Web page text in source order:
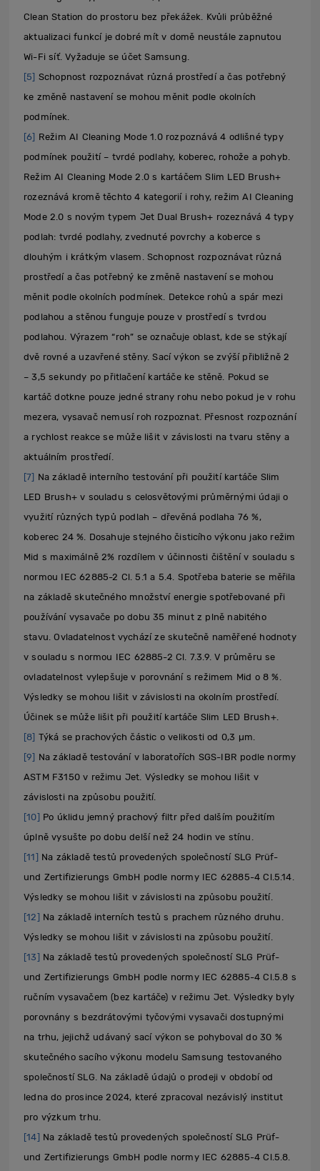
Clean Station do prostoru bez překážek. Kvůli průběžné
aktualizaci funkcí je dobré mít v domě neustále zapnutou
Wi-Fi síť. Vyžaduje se účet Samsung.
[5] Schopnost rozpoznávat různá prostředí a čas potřebný
ke změně nastavení se mohou měnit podle okolních
podmínek.
[6] Režim AI Cleaning Mode 1.0 rozpoznává 4 odlišné typy
podmínek použití – tvrdé podlahy, koberec, rohože a pohyb.
Režim AI Cleaning Mode 2.0 s kartáčem Slim LED Brush+
rozeznává kromě těchto 4 kategorií i rohy, režim AI Cleaning
Mode 2.0 s novým typem Jet Dual Brush+ rozeznává 4 typy
podlah: tvrdé podlahy, zvednuté povrchy a koberce s
dlouhým i krátkým vlasem. Schopnost rozpoznávat různá
prostředí a čas potřebný ke změně nastavení se mohou
měnit podle okolních podmínek. Detekce rohů a spár mezi
podlahou a stěnou funguje pouze v prostředí s tvrdou
podlahou. Výrazem “roh” se označuje oblast, kde se stýkají
dvě rovné a uzavřené stěny. Sací výkon se zvýší přibližně 2
– 3,5 sekundy po přitlačení kartáče ke stěně. Pokud se
kartáč dotkne pouze jedné strany rohu nebo pokud je v rohu
mezera, vysavač nemusí roh rozpoznat. Přesnost rozpoznání
a rychlost reakce se může lišit v závislosti na tvaru stěny a
aktuálním prostředí.
[7] Na základě interního testování při použití kartáče Slim
LED Brush+ v souladu s celosvětovými průměrnými údaji o
využití různých typů podlah – dřevěná podlaha 76 %,
koberec 24 %. Dosahuje stejného čisticího výkonu jako režim
Mid s maximálně 2% rozdílem v účinnosti čištění v souladu s
normou IEC 62885-2 Cl. 5.1 a 5.4. Spotřeba baterie se měřila
na základě skutečného množství energie spotřebované při
používání vysavače po dobu 35 minut z plně nabitého
stavu. Ovladatelnost vychází ze skutečně naměřené hodnoty
v souladu s normou IEC 62885-2 Cl. 7.3.9. V průměru se
ovladatelnost vylepšuje v porovnání s režimem Mid o 8 %.
Výsledky se mohou lišit v závislosti na okolním prostředí.
Účinek se může lišit při použití kartáče Slim LED Brush+.
[8] Týká se prachových částic o velikosti od 0,3 µm.
[9] Na základě testování v laboratořích SGS-IBR podle normy
ASTM F3150 v režimu Jet. Výsledky se mohou lišit v
závislosti na způsobu použití.
[10] Po úklidu jemný prachový filtr před dalším použitím
úplně vysušte po dobu delší než 24 hodin ve stínu.
[11] Na základě testů provedených společností SLG Prüf-
und Zertifizierungs GmbH podle normy IEC 62885-4 Cl.5.14.
Výsledky se mohou lišit v závislosti na způsobu použití.
[12] Na základě interních testů s prachem různého druhu.
Výsledky se mohou lišit v závislosti na způsobu použití.
[13] Na základě testů provedených společností SLG Prüf-
und Zertifizierungs GmbH podle normy IEC 62885-4 Cl.5.8 s
ručním vysavačem (bez kartáče) v režimu Jet. Výsledky byly
porovnány s bezdrátovými tyčovými vysavači dostupnými
na trhu, jejichž udávaný sací výkon se pohyboval do 30 %
skutečného sacího výkonu modelu Samsung testovaného
společností SLG. Na základě údajů o prodeji v období od
ledna do prosince 2024, které zpracoval nezávislý institut
pro výzkum trhu.
[14] Na základě testů provedených společností SLG Prüf-
und Zertifizierungs GmbH podle normy IEC 62885-4 Cl.5.8.